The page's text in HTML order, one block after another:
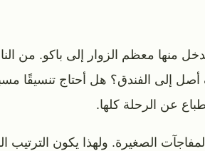
منها معظم الزوار إلى باكو. من
إلى الفندق؟ هل أحتاج تنسيقًا
عن الرحلة كلها.
الصغيرة. ولهذا يكون